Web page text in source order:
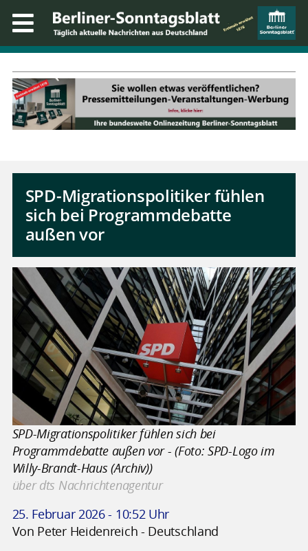
SPD-Migrationspolitiker fühlen
sich bei Programmdebatte
außen vor
SPD-Migrationspolitiker fühlen sich bei
Programmdebatte außen vor - (Foto: SPD-Logo im
Willy-Brandt-Haus (Archiv))
über dts Nachrichtenagentur
25. Februar 2026 - 10:52 Uhr
Von Peter Heidenreich - Deutschland